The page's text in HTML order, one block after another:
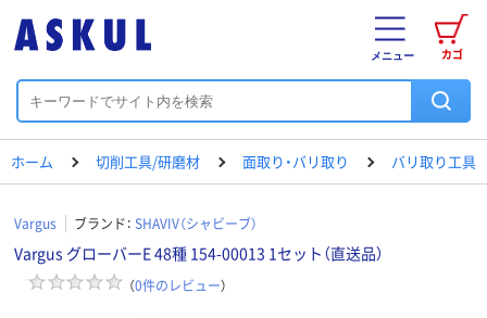
カゴ
メニュー
ホーム 切削工具/研磨材 面取り・バリ取り バリ取り工具
Vargus ブランド： SHAVIV（シャビーブ）
Vargus グローバーE 48種 154-00013 1セット（直送品）
（0件のレビュー）